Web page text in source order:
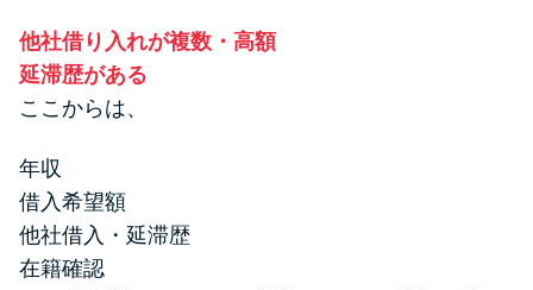
質屋でお金を借りるには？年利
学生がお金を借りる方法があ
る？
他社借り入れが複数・高額
延滞歴がある
ここからは、
年収
借入希望額
他社借入・延滞歴
在籍確認